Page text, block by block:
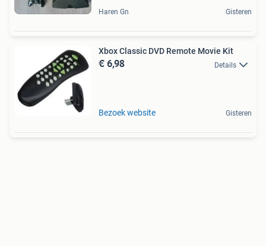
Haren Gn Gisteren
Xbox Classic DVD Remote Movie Kit
€ 6,98 Details
Bezoek website Gisteren